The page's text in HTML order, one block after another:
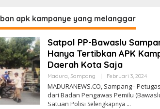
Sampang
apk kampanye yang melanggar
Satpol PP-Bawaslu
Hanya Tertibkan APK
Daerah Kota Saja
Madura, Sampang Februari 3, 2024Oleh
MADURANEWS.CO, Sampang–
dari Badan Pengawas Pemilu
Satuan Polisi Selengkapnya